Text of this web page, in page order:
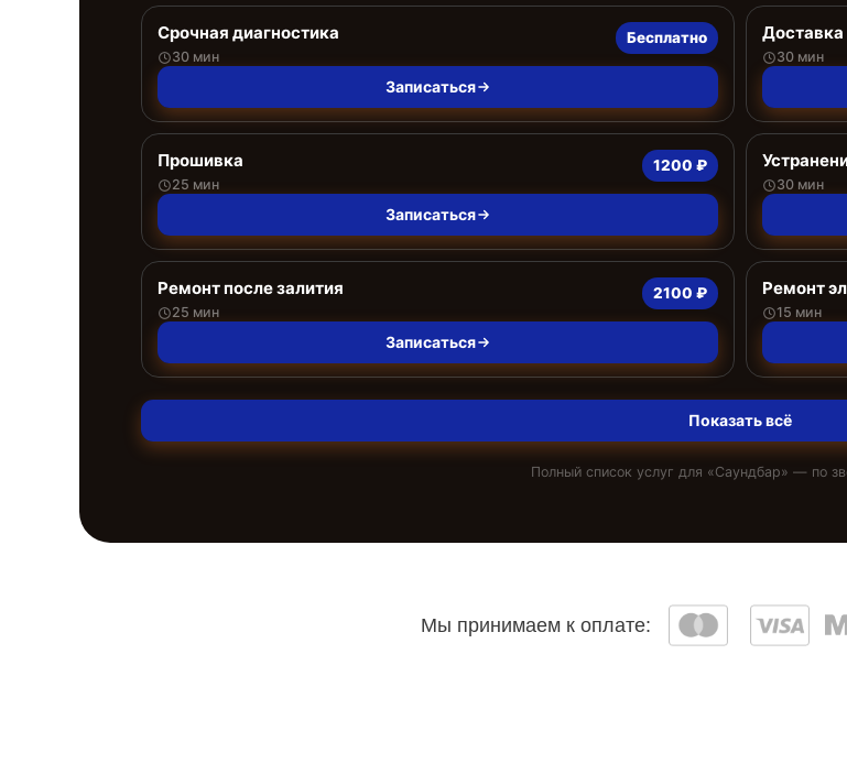
Срочная диагностика
30 мин
Бесплатно
Записаться
Доставка
30 мин
Прошивка
25 мин
1200 ₽
Записаться
30 мин
Ремонт после залития
25 мин
2100 ₽
Записаться
Ремонт
15 мин
Показать всё
Полный список услуг для «Саундбар» — по
Мы принимаем к оплате: